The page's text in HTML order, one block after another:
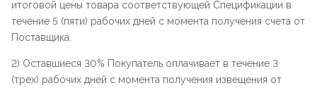
итоговой цены товара соответствующей Спецификации в
течение 5 (пяти) рабочих дней с момента получения счета от
Поставщика.
2) Оставшиеся 30% Покупатель оплачивает в течение 3
(трех) рабочих дней с момента получения извещения от